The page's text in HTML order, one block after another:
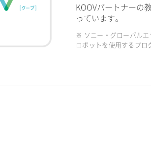
KOOVパートナーの
っています。
※ ソニー・グローバルエ
ロボットを使用するプロ